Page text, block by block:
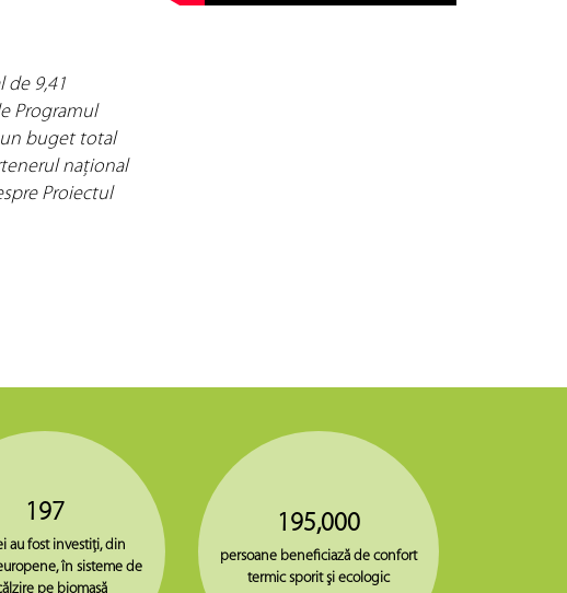
de 9,41
Programul
un buget total
naţional
Proiectul
197
au fost investiţi, din
în sisteme de
pe biomasă
195,000
persoane beneficiază de confort
termic sporit şi ecologic